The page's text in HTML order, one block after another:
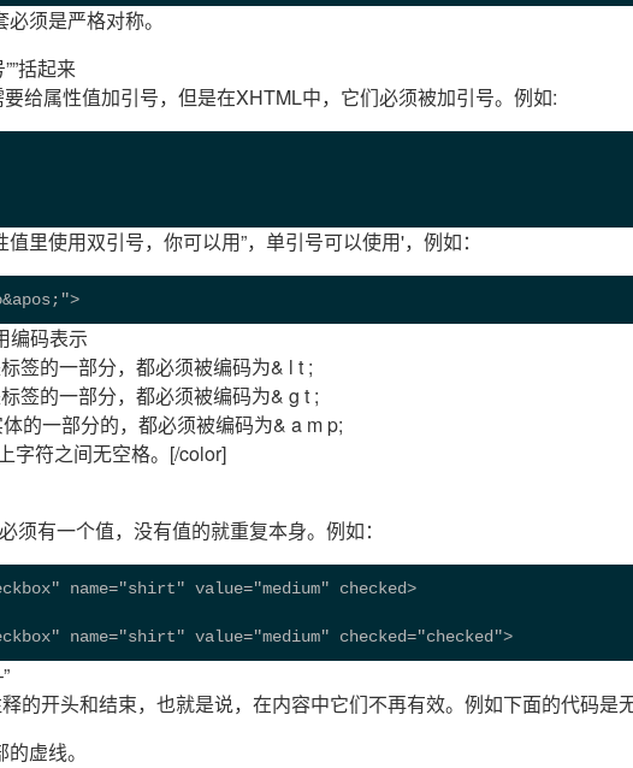
须是严格对称。
括起来
给属性值加引号，但是在XHTML中，它们必须被加引号。例如:
里使用双引号，你可以用”，单引号可以使用'，例如：
编码表示
签的一部分，都必须被编码为& l t ;
签的一部分，都必须被编码为& g t ;
的一部分的，都必须被编码为& a m p;
字符之间无空格。[/color]
须有一个值，没有值的就重复本身。例如：
name="shirt" value="medium" checked>
name="shirt" value="medium" checked="checked">
的开头和结束，也就是说，在内容中它们不再有效。例如下面的代码是
虚线。